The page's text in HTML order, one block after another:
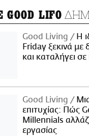
GOOD LIFO
Good Living
Η
Friday ξεκινά με
και καταλήγει
Good Living
επιτυχίας: Πώς
Millennials
εργασίας